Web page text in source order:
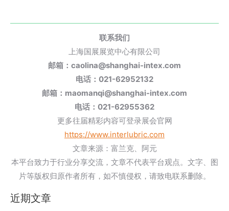
联系我们
上海国展展览中心有限公司
邮箱：caolina@shanghai-intex.com
电话：021-62952132
邮箱：maomanqi@shanghai-intex.com
电话：021-62955362
更多往届精彩内容可登录展会官网
https://www.interlubric.com
文章来源：富兰克、阿元
本平台致力于行业分享交流，文章不代表平台观点。文字、图
片等版权归原作者所有，如不慎侵权，请致电联系删除。
近期文章